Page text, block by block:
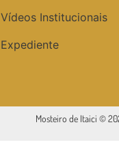
Vídeos Institucionais
Expediente
Mosteiro de Itaici ©